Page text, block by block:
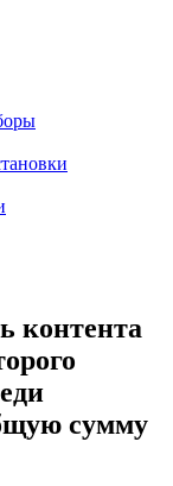
контента
сумму